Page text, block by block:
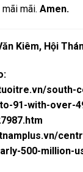
mãi. Amen.
Kiêm, Hội
south-
91-with-over-
500-million-